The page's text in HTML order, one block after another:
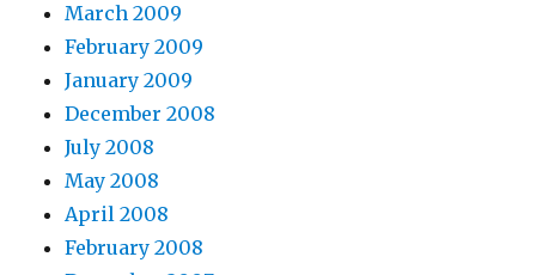
March 2009
February 2009
January 2009
December 2008
July 2008
May 2008
April 2008
February 2008